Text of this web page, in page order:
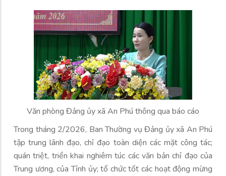
Văn phòng Đảng ủy xã An Phú thông qua báo cáo
Trong tháng 2/2026, Ban Thường vụ Đảng ủy xã An Phú
tập trung lãnh đạo, chỉ đạo toàn diện các mặt công tác;
quán triệt, triển khai nghiêm túc các văn bản chỉ đạo của
Trung ương, của Tỉnh ủy; tổ chức tốt các hoạt động mừng